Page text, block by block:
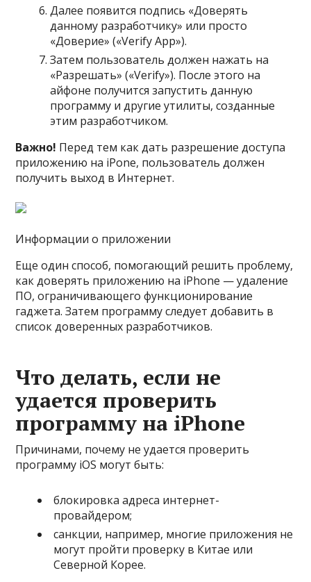
Далее появится подпись «Доверять
данному разработчику» или просто
«Доверие» («Verify App»).
Затем пользователь должен нажать на
«Разрешать» («Verify»). После этого на
айфоне получится запустить данную
программу и другие утилиты, созданные
этим разработчиком.
Важно! Перед тем как дать разрешение доступа
приложению на iPone, пользователь должен
получить выход в Интернет.
Информации о приложении
Еще один способ, помогающий решить проблему,
как доверять приложению на iPhone — удаление
ПО, ограничивающего функционирование
гаджета. Затем программу следует добавить в
список доверенных разработчиков.
Что делать, если не
удается проверить
программу на iPhone
Причинами, почему не удается проверить
программу iOS могут быть:
блокировка адреса интернет-
провайдером;
санкции, например, многие приложения не
могут пройти проверку в Китае или
Северной Корее.